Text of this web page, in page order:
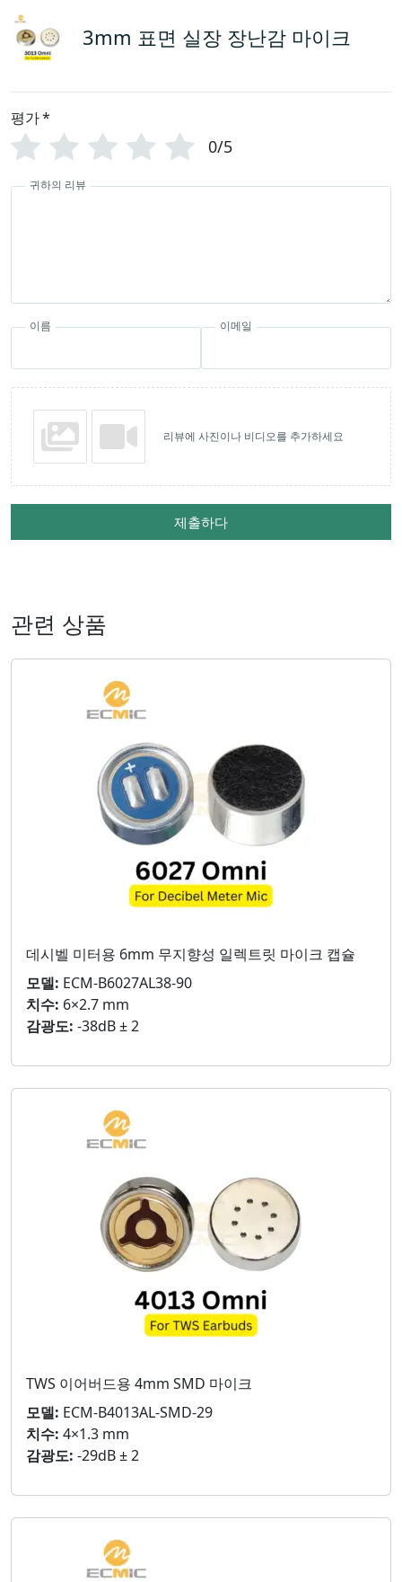
3mm 표면 실장 장난감 마이크
평가*
0/5
귀하의 리뷰
이름 이메일
리뷰에 사진이나 비디오를 추가하세요
제출하다
관련 상품
데시벨 미터용 6mm 무지향성 일렉트릿 마이크 캡슐
모델: ECM-B6027AL38-90
치수: 6×2.7 mm
감광도: -38dB ± 2
TWS 이어버드용 4mm SMD 마이크
모델: ECM-B4013AL-SMD-29
치수: 4×1.3 mm
감광도: -29dB ± 2